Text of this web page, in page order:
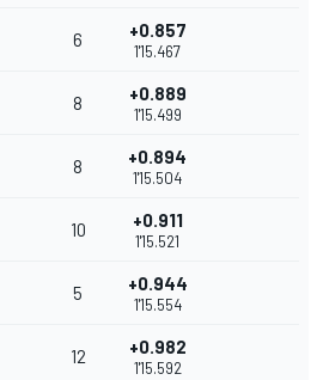
6 +0.857
1'15.467
8 +0.889
1'15.499
8 +0.894
1'15.504
10 +0.911
1'15.521
5 +0.944
1'15.554
12 +0.982
1'15.592